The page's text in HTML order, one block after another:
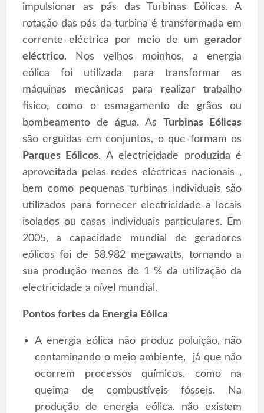
impulsionar as pás das Turbinas Eólicas. A
rotação das pás da turbina é transformada em
corrente eléctrica por meio de umgerador
eléctrico. Nos velhos moinhos, a energia
eólica foi utilizada para transformar as
máquinas mecânicas para realizar trabalho
físico, como o esmagamento de grãos ou
bombeamento de água. AsTurbinas Eólicas
são erguidas em conjuntos, o que formam os
Parques Eólicos. A electricidade produzida é
aproveitada pelas redes eléctricas nacionais ,
bem como pequenas turbinas individuais são
utilizados para fornecer electricidade a locais
isolados ou casas individuais particulares. Em
2005, a capacidade mundial de geradores
eólicos foi de 58.982 megawatts, tornando a
sua produção menos de 1 % da utilização da
electricidade a nível mundial.
Pontos fortes da Energia Eólica
A energia eólica não produz poluição, não
contaminando o meio ambiente, já que não
ocorrem processos químicos, como na
queima de combustíveis fósseis. Na
produção de energia eólica, não existem